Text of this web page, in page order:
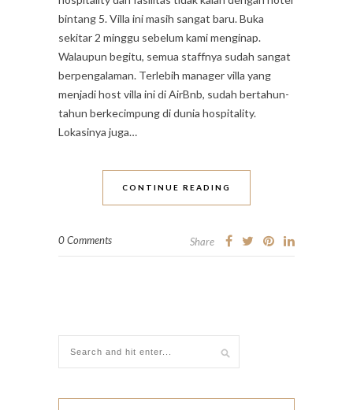
bintang 5. Villa ini masih sangat baru. Buka
sekitar 2 minggu sebelum kami menginap.
Walaupun begitu, semua staffnya sudah sangat
berpengalaman. Terlebih manager villa yang
menjadi host villa ini di AirBnb, sudah bertahun-
tahun berkecimpung di dunia hospitality.
Lokasinya juga…
CONTINUE READING
0 Comments Share